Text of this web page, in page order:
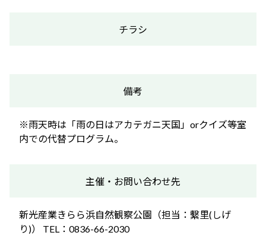
チラシ
備考
※雨天時は「雨の日はアカテガニ天国」orクイズ等室
内での代替プログラム。
主催・お問い合わせ先
新光産業きらら浜自然観察公園（担当：繫里(しげ
り)） TEL：0836-66-2030